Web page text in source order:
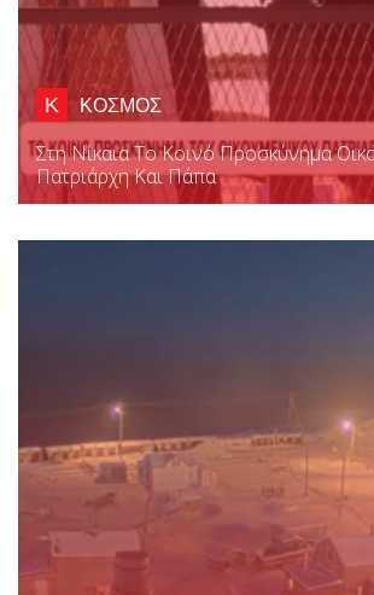
Κ ΚΟΣΜΟΣ
Στη Νίκαια Το Κοινό Προσκύνημα
Πατριάρχη Και Πάπα